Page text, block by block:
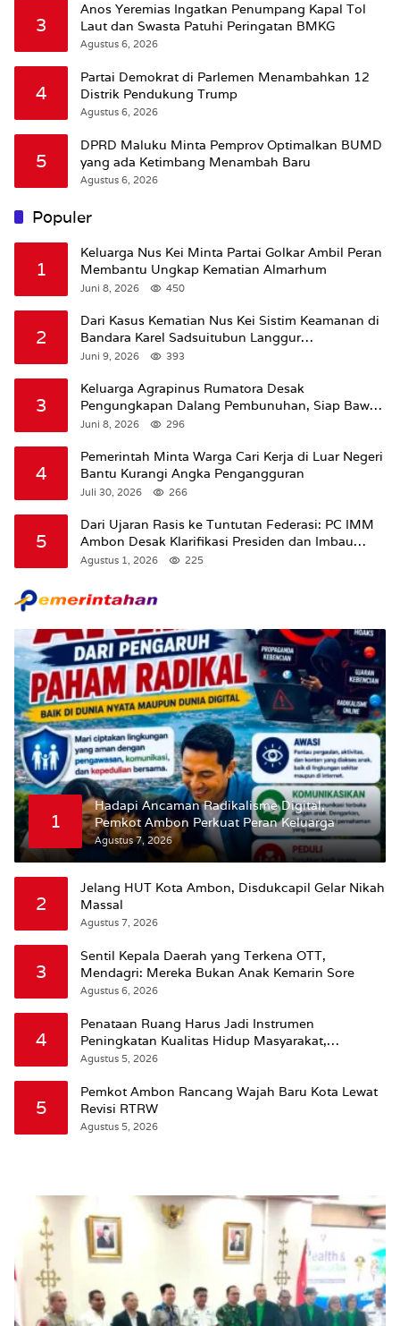
3
Anos Yeremias Ingatkan Penumpang Kapal Tol
Laut dan Swasta Patuhi Peringatan BMKG
Agustus 6, 2026
4
Partai Demokrat di Parlemen Menambahkan 12
Distrik Pendukung Trump
Agustus 6, 2026
5
DPRD Maluku Minta Pemprov Optimalkan BUMD
yang ada Ketimbang Menambah Baru
Agustus 6, 2026
Populer
1
Keluarga Nus Kei Minta Partai Golkar Ambil Peran
Membantu Ungkap Kematian Almarhum
Juni 8, 2026 450
2
Dari Kasus Kematian Nus Kei Sistim Keamanan di
Bandara Karel Sadsuitubun Langgur
Dipertanyakan
Juni 9, 2026 393
3
Keluarga Agrapinus Rumatora Desak
Pengungkapan Dalang Pembunuhan, Siap Bawa
Kasus ke Komisi III DPR RI
Juni 8, 2026 296
4
Pemerintah Minta Warga Cari Kerja di Luar Negeri
Bantu Kurangi Angka Pengangguran
Juli 30, 2026 266
5
Dari Ujaran Rasis ke Tuntutan Federasi: PC IMM
Ambon Desak Klarifikasi Presiden dan Imbau
Tunda Pengibaran Bendera Merah Putih Di
Agustus 1, 2026 225
1
Hadapi Ancaman Radikalisme Digital,
Pemkot Ambon Perkuat Peran Keluarga
Agustus 7, 2026
2
Jelang HUT Kota Ambon, Disdukcapil Gelar Nikah
Massal
Agustus 7, 2026
3
Sentil Kepala Daerah yang Terkena OTT,
Mendagri: Mereka Bukan Anak Kemarin Sore
Agustus 6, 2026
4
Penataan Ruang Harus Jadi Instrumen
Peningkatan Kualitas Hidup Masyarakat,
Wattimena: Revisi RT-RW Ditetapkan Pemkot
Agustus 5, 2026
5
Pemkot Ambon Rancang Wajah Baru Kota Lewat
Revisi RTRW
Agustus 5, 2026